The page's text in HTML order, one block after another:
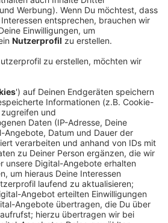
18.01.2022 15:25
neuer Betreiber der
am 1. Februar, sollen nach mehr
endlich wieder Züge zwischen
Die werden elektronsich
deutlich attraktiver wird.